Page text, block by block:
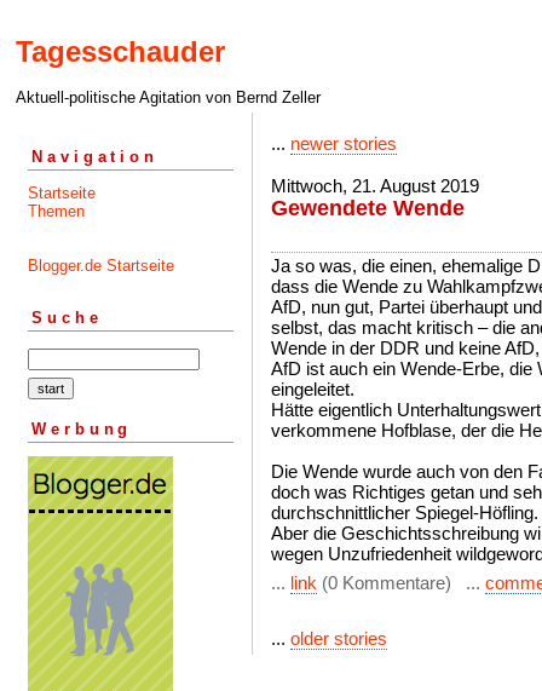
Tagesschauder
Aktuell-politische Agitation von Bernd Zeller
Navigation
Startseite
Themen
Blogger.de Startseite
Suche
Werbung
... newer stories
Mittwoch, 21. August 2019
Gewendete Wende
Ja so was, die einen, ehemalige
dass die Wende zu
AfD, nun gut, Partei überhaupt
selbst, das macht kritisch – die
Wende in der DDR und keine
AfD ist auch ein Wende-Erbe,
eingeleitet.
Hätte eigentlich
verkommene Hofblase, der die
Die Wende wurde auch von den
doch was Richtiges getan und
durchschnittlicher Spiegel-Höfling.
Aber die Geschichtsschreibung
wegen Unzufriedenheit
... link (0 Kommentare) ...
... older stories